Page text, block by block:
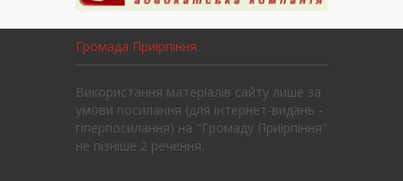
Громада Приірпіння
Використання матеріалів сайту лише за
умови посилання (для інтернет-видань -
гіперпосилання) на "Громаду Приірпіння"
не пізніше 2 речення.